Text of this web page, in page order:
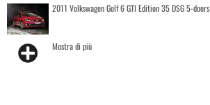
2011 Volkswagen Golf 6 GTI Edition 35 DSG 5-doors
Mostra di più